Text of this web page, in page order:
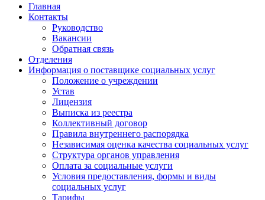
Главная
Контакты
Руководство
Вакансии
Обратная связь
Отделения
Информация о поставщике социальных услуг
Положение о учреждении
Устав
Лицензия
Выписка из реестра
Коллективный договор
Правила внутреннего распорядка
Независимая оценка качества социальных услуг
Структура органов управления
Оплата за социальные услуги
Условия предоставления, формы и виды
социальных услуг
Тарифы